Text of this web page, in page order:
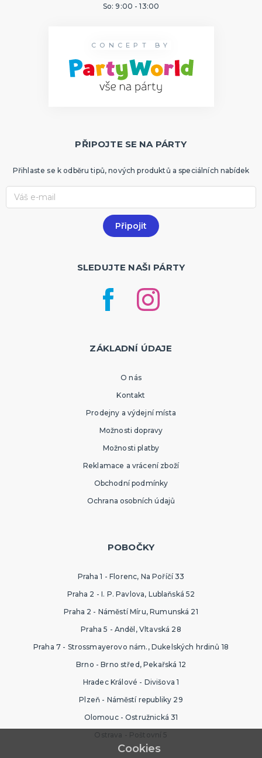
So: 9:00 - 13:00
CONCEPT BY
PŘIPOJTE SE NA PÁRTY
Přihlaste se k odběru tipů, nových produktů a speciálních nabídek
SLEDUJTE NAŠI PÁRTY
ZÁKLADNÍ ÚDAJE
O nás
Kontakt
Prodejny a výdejní místa
Možnosti dopravy
Možnosti platby
Reklamace a vrácení zboží
Obchodní podmínky
Ochrana osobních údajů
POBOČKY
Praha 1 - Florenc, Na Poříčí 33
Praha 2 - I. P. Pavlova, Lublaňská 52
Praha 2 - Náměstí Míru, Rumunská 21
Praha 5 - Anděl, Vltavská 28
Praha 7 - Strossmayerovo nám., Dukelských hrdinů 18
Brno - Brno střed, Pekařská 12
Hradec Králové - Divišova 1
Plzeň - Náměstí republiky 29
Olomouc - Ostružnická 31
Ostrava - Poštovní 5
Cookies